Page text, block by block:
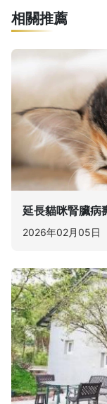
相關推薦
延長貓咪腎臟病
2026年02月05日